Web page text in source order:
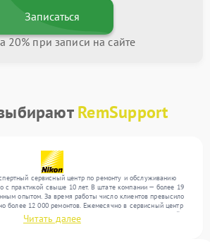
Записаться
20% при записи на сайте
RemSupport
сервисный центр по ремонту и обслуживанию
с практикой свыше 10 лет. В штате компании — более 19
опытом. За время работы число клиентов превысило
более 12 000 ремонтов. Ежемесячно в сервисный центр
техники, включая , , . Мы устраняем поломки любой
высокий стандарт качества благодаря квалификации
Читать далее